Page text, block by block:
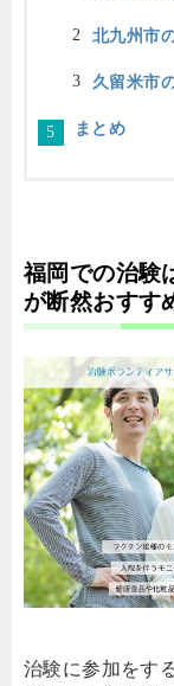
北九州市
久留米市
まとめ
福岡での治験
が断然おすす
治験に参加をす